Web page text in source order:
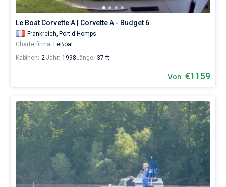
eines
Urlaubs
als
auch
Segler,
ohne
Segel
nicht
vorstellen.
Le Boat Corvette A | Corvette A - Budget 6
Frankreich, Port d'Homps
Charterfirma: LeBoat
Kabinen: 2Jahr: 1998 Länge: 37 ft
Von €1159